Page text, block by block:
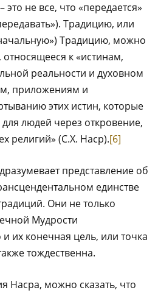
не все, что «передается»
Традицию, или
Традицию, можно
относящееся к «истинам,
реальности и духовном
приложениям и
этих истин, которые
людей через откровение,
религий» (С.Х. Наср).[6]
представление об
единстве
Они не только
Мудрости
и их конечная цель, или точка
тождественна.
Насра, можно сказать, что